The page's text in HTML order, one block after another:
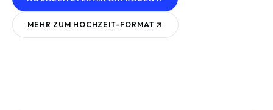
MEHR ZUM HOCHZEIT-FORMAT